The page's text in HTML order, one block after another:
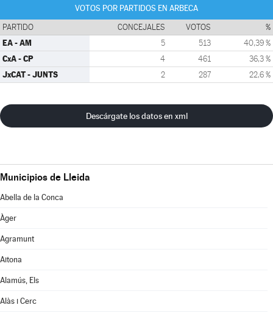
VOTOS POR PARTIDOS EN ARBECA
PARTIDO CONCEJALES VOTOS %
EA - AM 5 513 40,39 %
CxA - CP 4 461 36,3 %
JxCAT - JUNTS 2 287 22,6 %
Descárgate los datos en xml
Municipios de Lleida
Abella de la Conca
Àger
Agramunt
Aitona
Alamús, Els
Alàs i Cerc